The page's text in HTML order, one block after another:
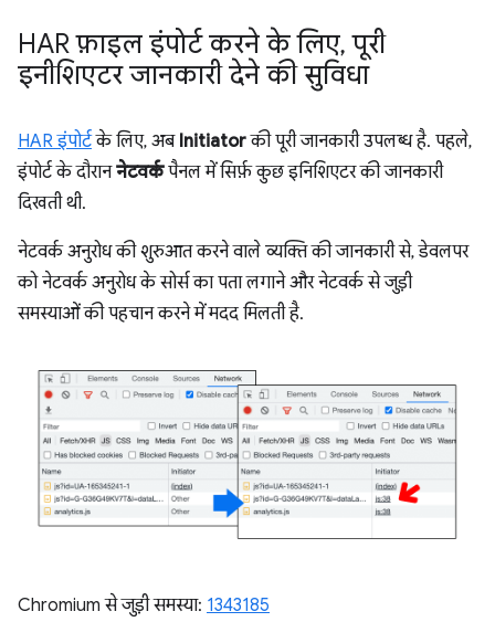
HAR फ़ाइल इंपोर्ट करने के लिए, पूरी
इनीशिएटर जानकारी देने की सुविधा
HAR इंपोर्टके लिए, अब Initiatorकी पूरी जानकारी उपलब्ध है. पहले,
इंपोर्ट के दौराननेटवर्कपैनल में सिर्फ़ कुछ इनिशिएटर की जानकारी
दिखती थी.
नेटवर्क अनुरोध की शुरुआत करने वाले व्यक्ति की जानकारी से, डेवलपर
को नेटवर्क अनुरोध के सोर्स का पता लगाने और नेटवर्क से जुड़ी
समस्याओं की पहचान करने में मदद मिलती है.
Chromium से जुड़ी समस्या: 1343185